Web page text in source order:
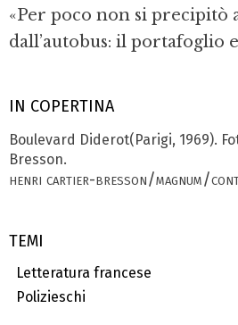
IN COPERTINA
Boulevard Diderot(Parigi, 1969).
Bresson.
henri cartier-bresson/magnum/
TEMI
Letteratura francese
Polizieschi
«Per poco non si precipitò
dall’autobus: il portafoglio